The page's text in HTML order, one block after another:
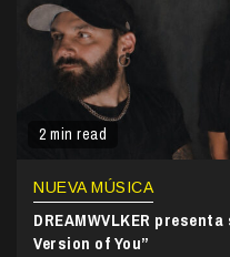
2 min read
NUEVA MÚSICA
DREAMWVLKER
Version of You”